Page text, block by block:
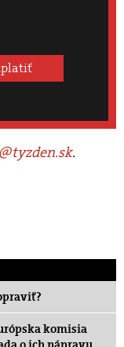
.
komisia